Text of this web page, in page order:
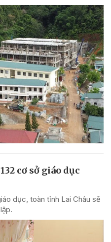
cơ sở giáo dục
dục, toàn tỉnh Lai Châu sẽ